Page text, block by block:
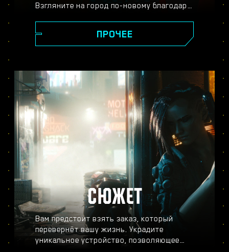
Взгляните на город по-новому благодаря
трассировки лучей, повышенной частоте
кадров и другим улучшениям. Выберите
производительности, трассировки лучей
или трассировки лучей для Pro — и
оцените реалистичность изображения,
плавность игрового процесса и другие
новшества в версии Cyberpunk 2077 для
PS5® Pro.
ПРОЧЕЕ
СЮЖЕТ
Вам предстоит взять заказ, который
перевернёт вашу жизнь. Украдите
уникальное устройство, позволяющее